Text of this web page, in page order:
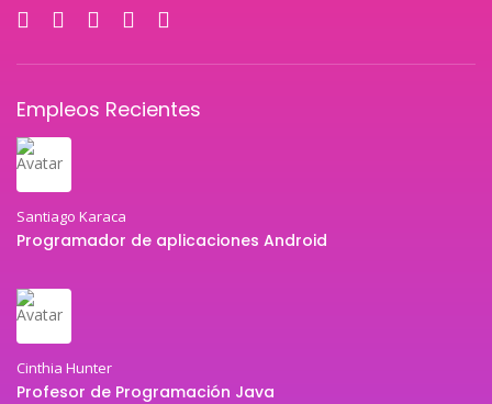
Empleos Recientes
Santiago Karaca
Programador de aplicaciones Android
Cinthia Hunter
Profesor de Programación Java